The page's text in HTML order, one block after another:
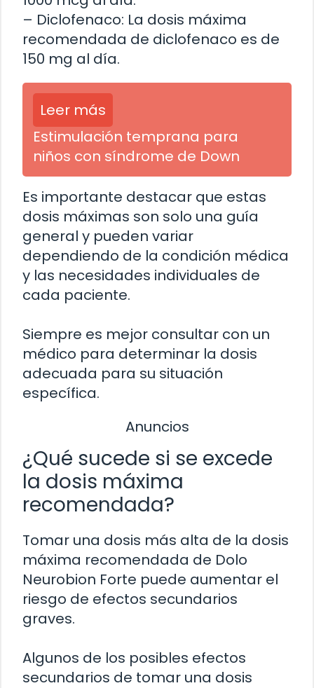
– Diclofenaco: La dosis máxima
recomendada de diclofenaco es de
150 mg al día.
Leer más
Estimulación temprana para
niños con síndrome de Down
Es importante destacar que estas
dosis máximas son solo una guía
general y pueden variar
dependiendo de la condición médica
y las necesidades individuales de
cada paciente.
Siempre es mejor consultar con un
médico para determinar la dosis
adecuada para su situación
específica.
Anuncios
¿Qué sucede si se excede
la dosis máxima
recomendada?
Tomar una dosis más alta de la dosis
máxima recomendada de Dolo
Neurobion Forte puede aumentar el
riesgo de efectos secundarios
graves.
Algunos de los posibles efectos
secundarios de tomar una dosis